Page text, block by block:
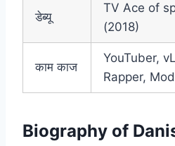
डेब्यू
TV Ace of
(2018)
काम काज
YouTuber,
Rapper,
Biography of